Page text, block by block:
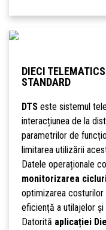
DIECI
STANDARD
DTSeste sistemul
interacțiunea de la
parametrilor de
limitarea utilizării
Datele operaționale
monitorizarea
optimizarea costurilor
eficiență a utilajelor și
Datorită aplicației